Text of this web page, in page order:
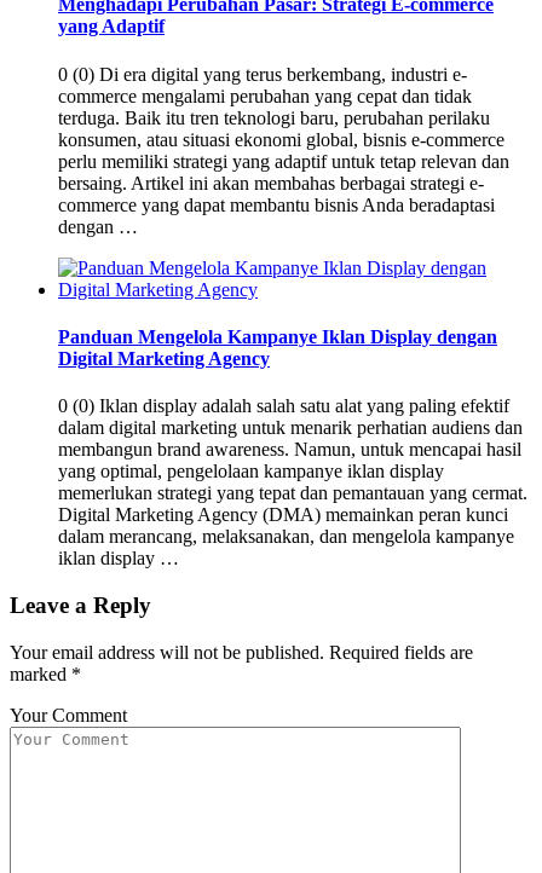
Menghadapi Perubahan Pasar: Strategi E-commerce
yang Adaptif
0 (0) Di era digital yang terus berkembang, industri e-
commerce mengalami perubahan yang cepat dan tidak
terduga. Baik itu tren teknologi baru, perubahan perilaku
konsumen, atau situasi ekonomi global, bisnis e-commerce
perlu memiliki strategi yang adaptif untuk tetap relevan dan
bersaing. Artikel ini akan membahas berbagai strategi e-
commerce yang dapat membantu bisnis Anda beradaptasi
dengan …
Panduan Mengelola Kampanye Iklan Display dengan
Digital Marketing Agency
0 (0) Iklan display adalah salah satu alat yang paling efektif
dalam digital marketing untuk menarik perhatian audiens dan
membangun brand awareness. Namun, untuk mencapai hasil
yang optimal, pengelolaan kampanye iklan display
memerlukan strategi yang tepat dan pemantauan yang cermat.
Digital Marketing Agency (DMA) memainkan peran kunci
dalam merancang, melaksanakan, dan mengelola kampanye
iklan display …
Leave a Reply
Your email address will not be published. Required fields are
marked *
Your Comment